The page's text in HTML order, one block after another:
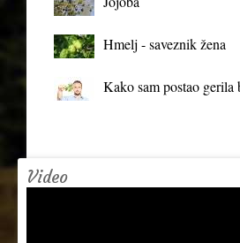
Hmelj - saveznik žena
Kako sam postao gerila
Video